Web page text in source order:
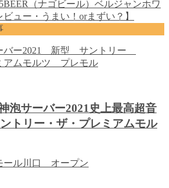
泡サーバー2021史上最高超音
トリー・ザ・プレミアムモル